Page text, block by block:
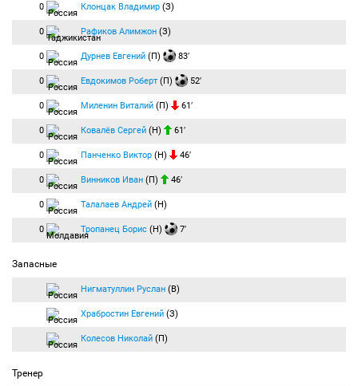
0 Клонцак Владимир (З)
0 Рафиков Алимжон (З)
0 Дурнев Евгений (П) 83′
0 Евдокимов Роберт (П) 52′
0 Миленин Виталий (П) 61′
0 Ковалёв Сергей (Н) 61′
0 Панченко Виктор (Н) 46′
0 Винников Иван (П) 46′
0 Талалаев Андрей (Н)
0 Тропанец Борис (Н) 7′
Запасные
Нигматуллин Руслан (В)
Храбростин Евгений (З)
Колесов Николай (П)
Тренер